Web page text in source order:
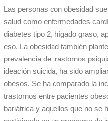
Las personas con obesidad
salud como enfermedades
diabetes tipo 2, hígado graso,
eso. La obesidad también
prevalencia de trastornos
ideación suicida, ha sido
obesos. Se ha comparado la
trastornos entre pacientes
bariátrica y aquellos que no se